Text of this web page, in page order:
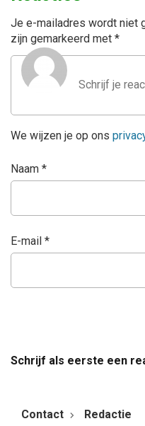
Je e-mailadres wordt niet
zijn gemarkeerd met *
We wijzen je op ons
Naam *
E-mail *
Schrijf als eerste een
Contact Redactie